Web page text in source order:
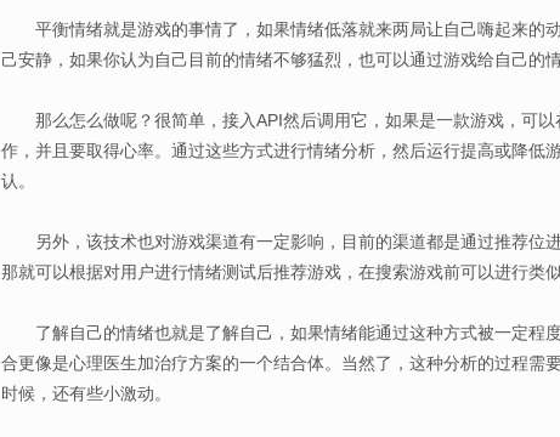
平衡情绪就是游戏的事情了，如果情绪低落就来两局让自己嗨起来的
己安静，如果你认为自己目前的情绪不够猛烈，也可以通过游戏给自己的
那么怎么做呢？很简单，接入API然后调用它，如果是一款游戏，可以
作，并且要取得心率。通过这些方式进行情绪分析，然后运行提高或降低
认。
另外，该技术也对游戏渠道有一定影响，目前的渠道都是通过推荐位
那就可以根据对用户进行情绪测试后推荐游戏，在搜索游戏前可以进行类
了解自己的情绪也就是了解自己，如果情绪能通过这种方式被一定程
合更像是心理医生加治疗方案的一个结合体。当然了，这种分析的过程需
时候，还有些小激动。